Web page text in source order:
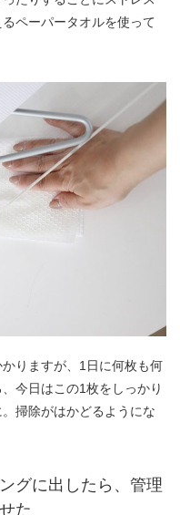
ペーパータオルを使って
かりますが、1日に何枚も何
今日はこの1枚をしっかり
掃除がはかどるようにな
グに出したら、管理
た